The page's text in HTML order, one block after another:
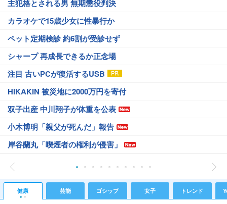
主犯格とされる男 無期懲役判決
カラオケで15歳少女に性暴行か
ペット定期検診 約6割が受診せず
シャープ 再成長できるか正念場
注目 古いPCが復活するUSB
HIKAKIN 被災地に2000万円を寄付
双子出産 中川翔子が体重を公表
小木博明「親父が死んだ」報告
岸谷蘭丸「喫煙者の権利が侵害」
健康 芸能 ゴシップ 女子 トレンド